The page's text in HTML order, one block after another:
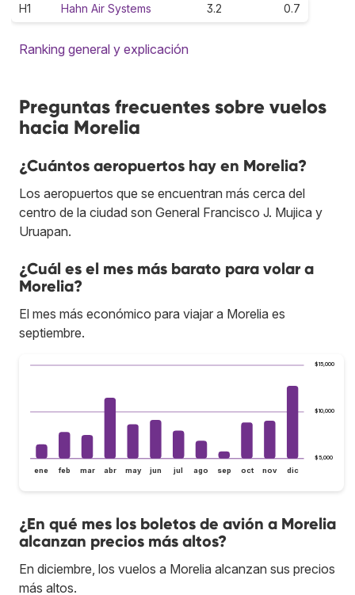
H1 Hahn Air Systems 3.2 0.7
Ranking general y explicación
Preguntas frecuentes sobre vuelos
hacia Morelia
¿Cuántos aeropuertos hay en Morelia?
Los aeropuertos que se encuentran más cerca del
centro de la ciudad son General Francisco J. Mujica y
Uruapan.
¿Cuál es el mes más barato para volar a
Morelia?
El mes más económico para viajar a Morelia es
septiembre.
$5,000
$10,000
$15,000
ene feb mar abr may jun jul ago sep oct nov dic
¿En qué mes los boletos de avión a Morelia
alcanzan precios más altos?
En diciembre, los vuelos a Morelia alcanzan sus precios
más altos.